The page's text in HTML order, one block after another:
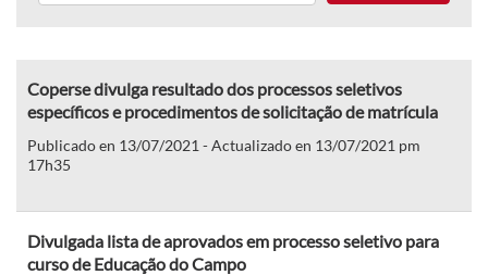
Coperse divulga resultado dos processos seletivos
específicos e procedimentos de solicitação de matrícula
Publicado en 13/07/2021 - Actualizado en 13/07/2021 pm
17h35
Divulgada lista de aprovados em processo seletivo para
curso de Educação do Campo